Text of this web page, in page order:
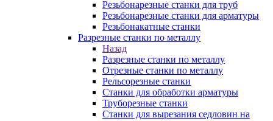
Резьбонарезные станки для труб
Резьбонарезные станки для арматуры
Резьбонакатные станки
Разрезные станки по металлу
Назад
Разрезные станки по металлу
Отрезные станки по металлу
Рельсорезные станки
Станки для обработки арматуры
Труборезные станки
Станки для вырезания седловин на